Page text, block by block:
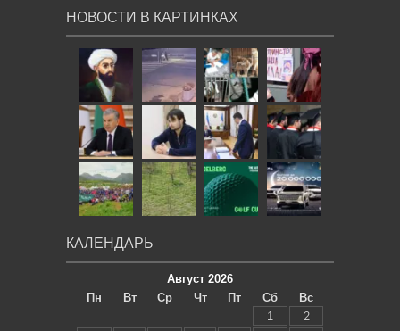
НОВОСТИ В КАРТИНКАХ
КАЛЕНДАРЬ
Август 2026
Пн
Вт Ср Чт Пт Сб
Вс
1
2